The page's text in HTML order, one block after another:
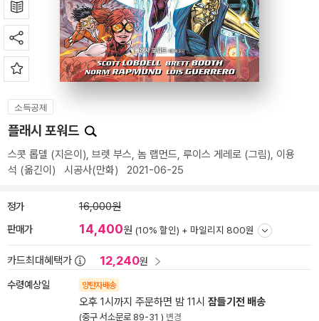
소득공제
플래시 포워드
스콧 롭델 (지은이), 브렛 부스, 놈 랩먼드, 루이스 게레로 (그림), 이용
석 (옮긴이) 시공사(만화) 2021-06-25
정가 16,000원
판매가 14,400원 (10% 할인) + 마일리지 800원
카드최대혜택가 12,240원
수령예상일 양탄자배송
오후 1시까지 주문하면 밤 11시 잠들기전 배송
(중구 서소문로 89-31 ) 변경